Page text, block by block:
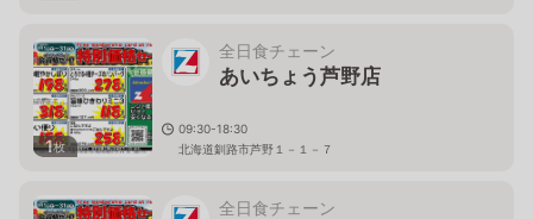
1枚
全日食チェーン
あいちょう芦野店
09:30-18:30
北海道釧路市芦野１－１－７
全日食チェーン